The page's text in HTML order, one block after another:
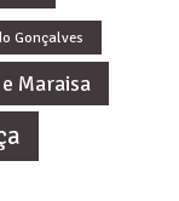
Gonçalves
Maraisa